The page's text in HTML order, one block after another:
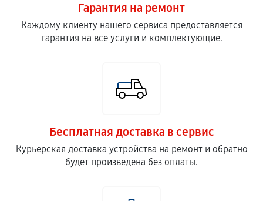
Гарантия на ремонт
Каждому клиенту нашего сервиса предоставляется
гарантия на все услуги и комплектующие.
Бесплатная доставка в сервис
Курьерская доставка устройства на ремонт и обратно
будет произведена без оплаты.